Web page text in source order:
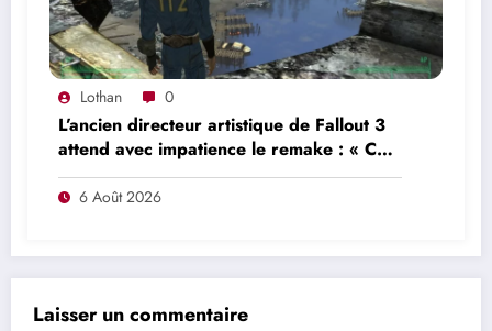
Lothan 0
L’ancien directeur artistique de Fallout 3
attend avec impatience le remake : « Ce
n’était pas du tout le jeu que nous
voulions créer »
6 Août 2026
Laisser un commentaire